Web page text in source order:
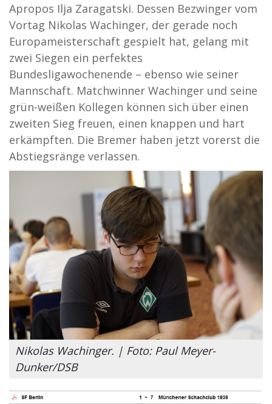
Apropos Ilja Zaragatski. Dessen Bezwinger vom
Vortag Nikolas Wachinger, der gerade noch
Europameisterschaft gespielt hat, gelang mit
zwei Siegen ein perfektes
Bundesligawochenende – ebenso wie seiner
Mannschaft. Matchwinner Wachinger und seine
grün-weißen Kollegen können sich über einen
zweiten Sieg freuen, einen knappen und hart
erkämpften. Die Bremer haben jetzt vorerst die
Abstiegsränge verlassen.
Nikolas Wachinger. | Foto: Paul Meyer-
Dunker/DSB